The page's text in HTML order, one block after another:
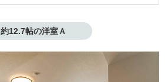
約12.7帖の洋室Ａ